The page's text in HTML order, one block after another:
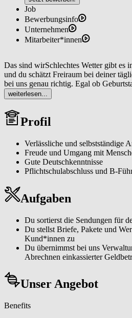
Job
Bewerbungsinfo
Unternehmen
Mitarbeiter*innen
Das sind wirSchlechtes Wetter gibt es
und du schätzt Freiraum bei deiner
bei uns genau richtig. Egal ob
als Zusteller*in bist du dafür
unseren Kund*innen ankommen.
Möglichkeit, immer wieder neue Wege
eines großen Netzwerks zu werden.
deine Arbeit erleichtern.
weiterlesen...
Profil
Verlässliche und selbstständige
Freude und Umgang mit
Gute Deutschkenntnisse
Pflichtschulabschluss und B-
Aufgaben
Du sortierst die Sendungen für
Du stellst Briefe, Pakete und
Kund*innen zu
Du übernimmst bei uns
Abrechnen einkassierter
Unser Angebot
Benefits